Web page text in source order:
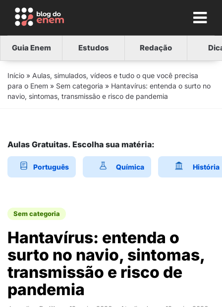
Guia Enem Estudos Redação
Início » Aulas, simulados, vídeos e tudo o que você precisa
para o Enem » Sem categoria » Hantavírus: entenda o surto no
navio, sintomas, transmissão e risco de pandemia
Aulas Gratuitas. Escolha sua matéria:
Português Química História
Sem categoria
Hantavírus: entenda o
surto no navio, sintomas,
transmissão e risco de
pandemia